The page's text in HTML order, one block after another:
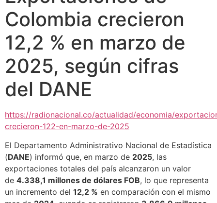
Colombia crecieron
12,2 % en marzo de
2025, según cifras
del DANE
https://radionacional.co/actualidad/economia/
crecieron-122-en-marzo-de-2025
El Departamento Administrativo Nacional de Estadística
(DANE) informó que, en marzo de 2025, las
exportaciones totales del país alcanzaron un valor
de 4.338,1 millones de dólares FOB, lo que representa
un incremento del 12,2 % en comparación con el mismo